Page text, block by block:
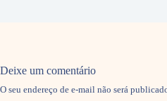
Deixe um comentário
O seu endereço de e-mail não será